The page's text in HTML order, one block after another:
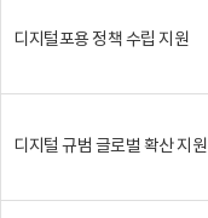
디지털포용 정책 수립 지원
디지털 규범 글로벌 확산 지원